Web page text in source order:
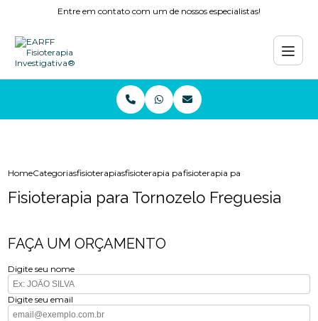
Entre em contato com um de nossos especialistas!
HomeCategoriasfisioterapiasfisioterapia para os ombros copacabana
fisioterapia para tornozelo
Fisioterapia para Tornozelo Freguesia
FAÇA UM ORÇAMENTO
Digite seu nome
Digite seu email